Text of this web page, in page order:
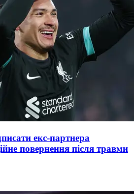
екс-партнера
повернення після травми